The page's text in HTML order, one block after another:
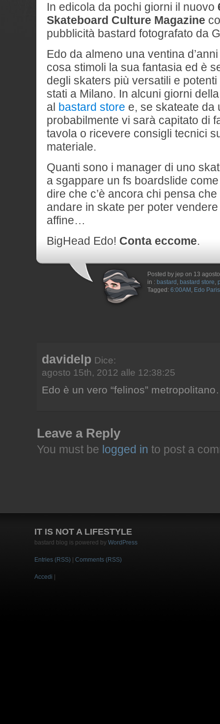
In edicola da pochi giorni il nuovo
Skateboard Culture Magazine
pubblicità bastard fotografato da
Edo da almeno una ventina
cosa stimoli la sua fantasia ed è
degli skaters più versatili e
stati a Milano. In alcuni giorni
al bastard store e, se skateate da
probabilmente vi sarà capitato di
tavola o ricevere consigli tecnici
materiale.
Quanti sono i manager di uno
a sgappare un fs boardslide
dire che c’è ancora chi pensa
andare in skate per poter
affine…
BigHead Edo! Conta eccome.
Posted by jep on 13
in : bastard , bastard store,
Tagged: 6:00AM , Edo Paris
davidelp Dice:
agosto 15th, 2012 alle 12:38:25
Edo è un vero “felinos”
Leave a Reply
You must be logged in to post a
IT IS NOT A LIFESTYLE
bastard blog is powered by WordPress
Entries (RSS) Comments (RSS)
Accedi